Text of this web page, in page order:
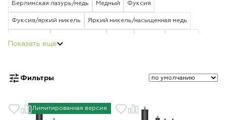
Берлинская лазурь/медь Медный Фуксия
Фуксия/яркий никель Яркий никель/насыщенная медь
Ceramic Pink
Фильтры
Лимитированная версия